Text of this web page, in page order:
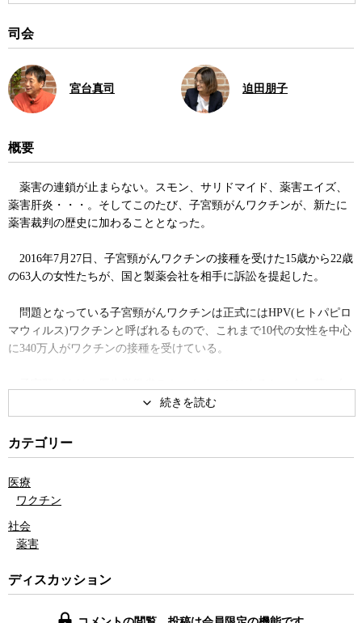
司会
宮台真司 迫田朋子
概要
薬害の連鎖が止まらない。スモン、サリドマイド、薬害エイズ、
薬害肝炎・・・。そしてこのたび、子宮頸がんワクチンが、新たに
薬害裁判の歴史に加わることとなった。
2016年7月27日、子宮頸がんワクチンの接種を受けた15歳から22歳
の63人の女性たちが、国と製薬会社を相手に訴訟を提起した。
問題となっている子宮頸がんワクチンは正式にはHPV(ヒトパピロ
マウィルス)ワクチンと呼ばれるもので、これまで10代の女性を中心
に340万人がワクチンの接種を受けている。
性の間で増えていて、一年間で新たに約１万人が発症し、毎年約
3000人が亡くなっているという。性交渉によって感染し、すでに感
染している人には効果がないとされるため、性交渉を経験する前の
10代の少女たちへの接種が、2010年頃から、公費の助成などによっ
ところが、ワクチンの接種を受けた少女たちの中から、副反応と
思われる症状を訴える人が出始めた。多くが手足や身体に痛みを訴
え、失神、歩行障害、記憶障害などで学校に行けなくなったり、車
多い。
ワクチンと副反応の因果関係については、正確なことはわかって
カテゴリー
医療
ワクチン
社会
薬害
ディスカッション